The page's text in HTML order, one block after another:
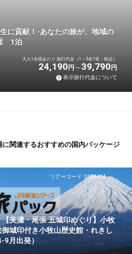
に貢献！-あなたの旅が、地域の
1泊
大人1名様あたり 旅行代金（1～5名1室・税込）
24,190 円 39,790 円
表示旅行代金について
関連するおすすめの国内パッケージ
ツアーコード Q02AXM
美濃・尾張 五城印めぐり】小牧
城印付き小牧山歴史館・れきし
月出発）